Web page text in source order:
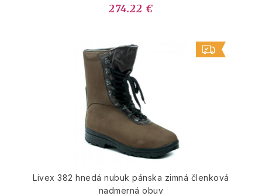
274.22 €
Livex 382 hnedá nubuk pánska zimná členková
nadmerná obuv